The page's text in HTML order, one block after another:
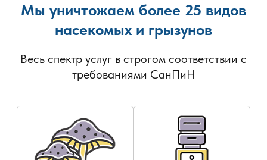
Мы уничтожаем более 25 видов
насекомых и грызунов
Весь спектр услуг в строгом соответствии с
требованиями СанПиН